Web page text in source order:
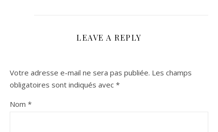
LEAVE A REPLY
Votre adresse e-mail ne sera pas publiée. Les champs
obligatoires sont indiqués avec *
Nom *